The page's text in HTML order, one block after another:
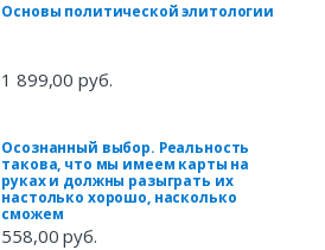
Основы политической элитологии
1 899,00 руб.
Осознанный выбор. Реальность
такова, что мы имеем карты на
руках и должны разыграть их
настолько хорошо, насколько
сможем
558,00 руб.